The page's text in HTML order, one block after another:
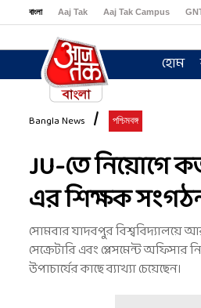
বাংলা Aaj Tak Aaj Tak Campus
হোম
Bangla News পশ্চিমবঙ্গ
JU-তে নিয়োগে
এর শিক্ষক
সোমবার যাদবপুর বিশ্ববিদ্যালয়ে
সেক্রেটারি এবং প্লেসমেন্ট
উপাচার্যের কাছে ব্যাখ্যা চেয়েছেন।